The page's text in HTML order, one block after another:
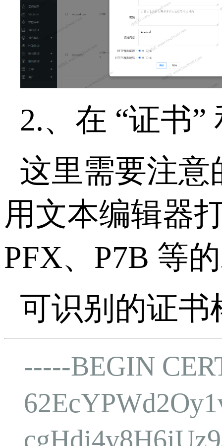
2.、在 “证书
这里需要注意
用文本编辑器
PFX、P7B 等
可识别的证书
-----BEGIN